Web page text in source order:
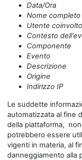
Data/Ora
Nome
Utente coinvolto
Contesto
Componente
Evento
Descrizione
Origine
Indirizzo IP
Le suddette
automatizzata al fine
della piattaforma,
potrebbero essere
vigenti in materia, al
danneggiamento alla